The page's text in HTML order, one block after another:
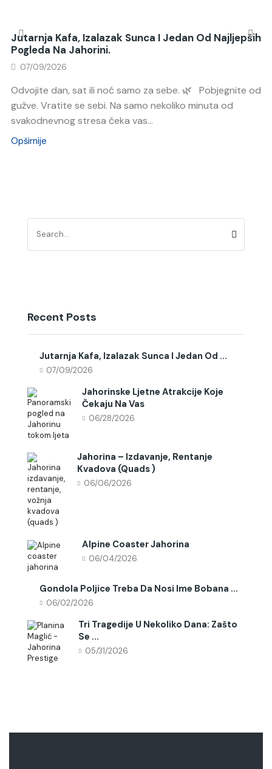
Jutarnja Kafa, Izalazak Sunca I Jedan Od Najljepših
Pogleda Na Jahorini.
07/09/2026
Odvojite dan, sat ili noć samo za sebe. 🌿 Pobjegnite od
gužve. Vratite se sebi. Na samo nekoliko minuta od
svakodnevnog stresa čeka vas...
Opširnije
Recent Posts
Jutarnja Kafa, Izalazak Sunca I Jedan Od ...
07/09/2026
Jahorinske Ljetne Atrakcije Koje
Čekaju Na Vas
06/28/2026
Jahorina – Izdavanje, Rentanje
Kvadova (quads )
06/06/2026
Alpine Coaster Jahorina
06/04/2026
Gondola Poljice Treba Da Nosi Ime Bobana ...
06/02/2026
Tri Tragedije U Nekoliko Dana: Zašto
Se ...
05/31/2026